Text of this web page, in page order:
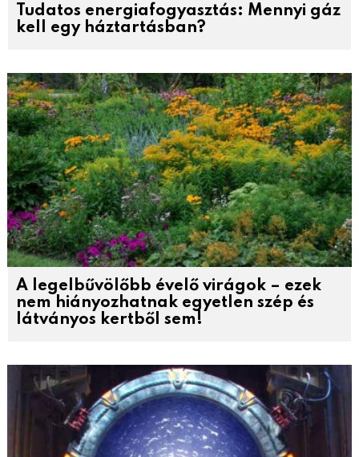
Tudatos energiafogyasztás: Mennyi gáz
kell egy háztartásban?
A legelbűvölőbb évelő virágok – ezek
nem hiányozhatnak egyetlen szép és
látványos kertből sem!